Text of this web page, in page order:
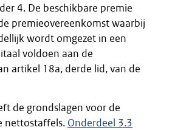
4. De beschikbare premie
premieovereenkomst waarbij
wordt omgezet in een
voldoen aan de
artikel 18a, derde lid, van de
de grondslagen voor de
nettostaffels. Onderdeel 3.3